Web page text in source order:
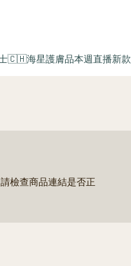
🇨🇭海星護膚品本週直播新款
檢查商品連結是否正